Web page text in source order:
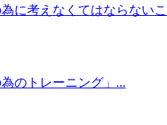
に考えなくてはならない
のトレーニング」...